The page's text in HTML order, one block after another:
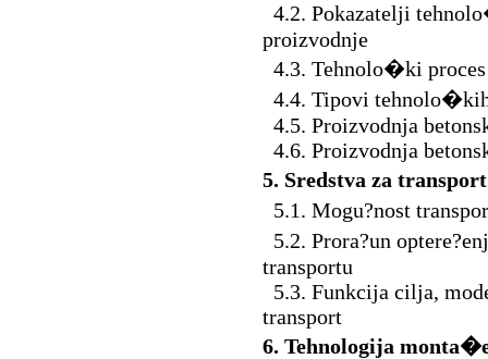
4.2. Pokazatelji
proizvodnje
4.3. Tehnolo�ki
4.4. Tipovi
4.5. Proizvodnja
4.6. Proizvodnja
5. Sredstva za
5.1. Mogu?nost
5.2. Prora?un
transportu
5.3. Funkcija cilja,
transport
6. Tehnologija